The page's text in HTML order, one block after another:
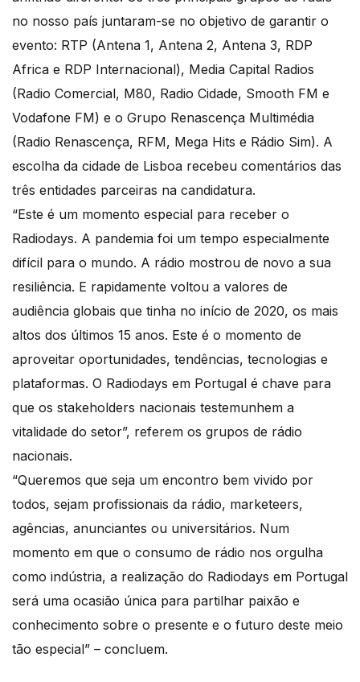
no nosso país juntaram-se no objetivo de garantir o
evento: RTP (Antena 1, Antena 2, Antena 3, RDP
Africa e RDP Internacional), Media Capital Radios
(Radio Comercial, M80, Radio Cidade, Smooth FM e
Vodafone FM) e o Grupo Renascença Multimédia
(Radio Renascença, RFM, Mega Hits e Rádio Sim). A
escolha da cidade de Lisboa recebeu comentários das
três entidades parceiras na candidatura.
“Este é um momento especial para receber o
Radiodays. A pandemia foi um tempo especialmente
difícil para o mundo. A rádio mostrou de novo a sua
resiliência. E rapidamente voltou a valores de
audiência globais que tinha no início de 2020, os mais
altos dos últimos 15 anos. Este é o momento de
aproveitar oportunidades, tendências, tecnologias e
plataformas. O Radiodays em Portugal é chave para
que os stakeholders nacionais testemunhem a
vitalidade do setor”, referem os grupos de rádio
nacionais.
“Queremos que seja um encontro bem vivido por
todos, sejam profissionais da rádio, marketeers,
agências, anunciantes ou universitários. Num
momento em que o consumo de rádio nos orgulha
como indústria, a realização do Radiodays em Portugal
será uma ocasião única para partilhar paixão e
conhecimento sobre o presente e o futuro deste meio
tão especial” – concluem.